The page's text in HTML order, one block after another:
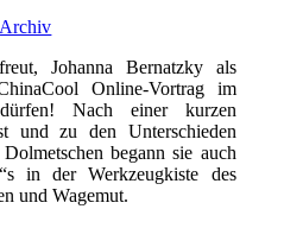
Archiv
Johanna Bernatzky als
Online-Vortrag im
Nach einer kurzen
und zu den Unterschieden
begann sie auch
in der Werkzeugkiste des
und Wagemut.